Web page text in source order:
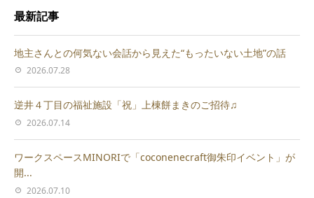
最新記事
地主さんとの何気ない会話から見えた“もったいない土地”の話
2026.07.28
逆井４丁目の福祉施設「祝」上棟餅まきのご招待♫
2026.07.14
ワークスペースMINORIで「coconenecraft御朱印イベント」が
開...
2026.07.10